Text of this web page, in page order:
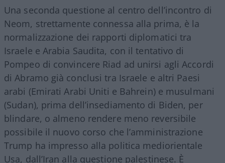
Una seconda questione al centro dell’incontro di
Neom, strettamente connessa alla prima, è la
normalizzazione dei rapporti diplomatici tra
Israele e Arabia Saudita, con il tentativo di
Pompeo di convincere Riad ad unirsi agli Accordi
di Abramo già conclusi tra Israele e altri Paesi
arabi (Emirati Arabi Uniti e Bahrein) e musulmani
(Sudan), prima dell’insediamento di Biden, per
blindare, o almeno rendere meno reversibile
possibile il nuovo corso che l’amministrazione
Trump ha impresso alla politica mediorientale
Usa, dall’Iran alla questione palestinese. È